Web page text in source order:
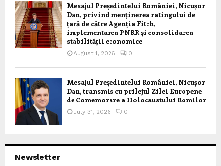
Mesajul Președintelui României, Nicușor
Dan, privind menținerea ratingului de
țară de către Agenția Fitch,
implementarea PNRR și consolidarea
stabilității economice
August 1, 2026 0
Mesajul Președintelui României, Nicușor
Dan, transmis cu prilejul Zilei Europene
de Comemorare a Holocaustului Romilor
July 31, 2026 0
Newsletter